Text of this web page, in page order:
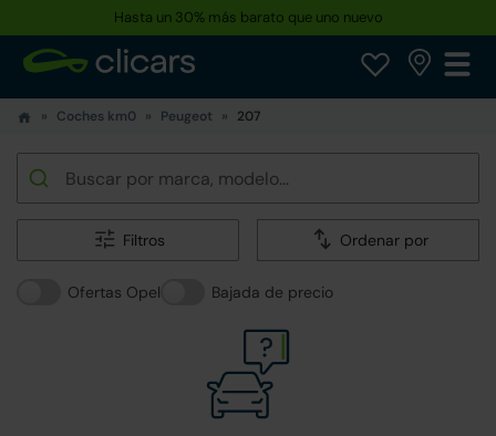
Reserva tu coche hoy · Entrega en 24h a domicilio
Coches km0 Peugeot 207
Filtros Ordenar por
Ofertas Opel Bajada de precio